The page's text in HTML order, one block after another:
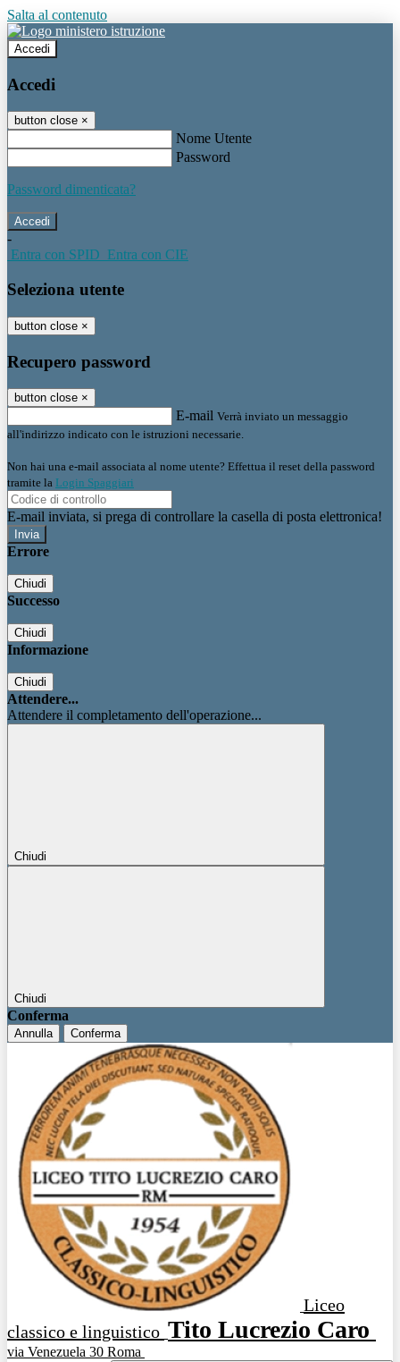
Salta al contenuto
Accedi
Accedi
button close ×
Nome Utente
Password
Password dimenticata?
-
Entra con SPID Entra con CIE
Seleziona utente
button close ×
Recupero password
button close ×
E-mail Verrà inviato un messaggio
all'indirizzo indicato con le istruzioni necessarie.
Non hai una e-mail associata al nome utente? Effettua il reset della password
tramite la Login Spaggiari
E-mail inviata, si prega di controllare la casella di posta elettronica!
Errore
Chiudi
Successo
Chiudi
Informazione
Chiudi
Attendere...
Attendere il completamento dell'operazione...
Chiudi
Chiudi
Conferma
Annulla Conferma
Liceo
classico e linguistico Tito Lucrezio Caro
via Venezuela 30 Roma